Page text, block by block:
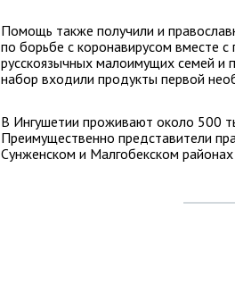
Помощь также получили и
по борьбе с коронавирусом вместе
русскоязычных малоимущих семей
набор входили продукты первой
В Ингушетии проживают около 500
Преимущественно представители
Сунженском и Малгобекском районах